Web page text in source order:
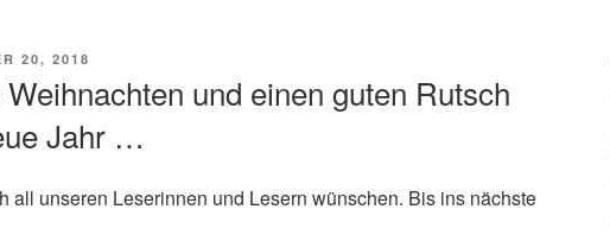
20, 2018
Weihnachten und einen guten Rutsch
Jahr …
all unseren Leserinnen und Lesern wünschen. Bis ins nächste